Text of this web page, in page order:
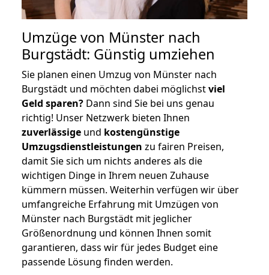
Umzüge von Münster nach
Burgstädt: Günstig umziehen
Sie planen einen Umzug von Münster nach
Burgstädt und möchten dabei möglichstviel
Geld sparen? Dann sind Sie bei uns genau
richtig! Unser Netzwerk bieten Ihnen
zuverlässige und kostengünstige
Umzugsdienstleistungen zu fairen Preisen,
damit Sie sich um nichts anderes als die
wichtigen Dinge in Ihrem neuen Zuhause
kümmern müssen. Weiterhin verfügen wir über
umfangreiche Erfahrung mit Umzügen von
Münster nach Burgstädt mit jeglicher
Größenordnung und können Ihnen somit
garantieren, dass wir für jedes Budget eine
passende Lösung finden werden.